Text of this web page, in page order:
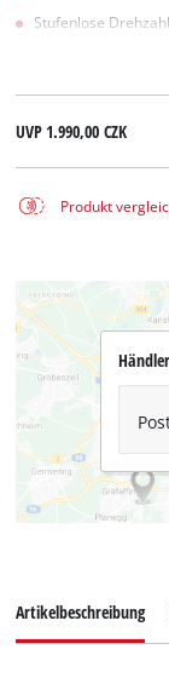
Stufenlose
UVP1.990,00 CZK
Produkt
Artikelbeschreibung